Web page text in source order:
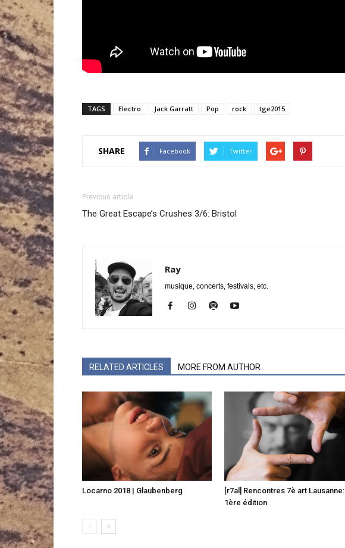
TAGS Electro Jack Garratt Pop rock tge2015
SHARE Facebook Twitter
Previous article
The Great Escape’s Crushes 3/6: Bristol
Ray
musique, concerts, festivals, etc.
RELATED ARTICLES MORE FROM AUTHOR
Locarno 2018 | Glaubenberg
[r7al] Rencontres 7è art Lausanne:
1ère édition